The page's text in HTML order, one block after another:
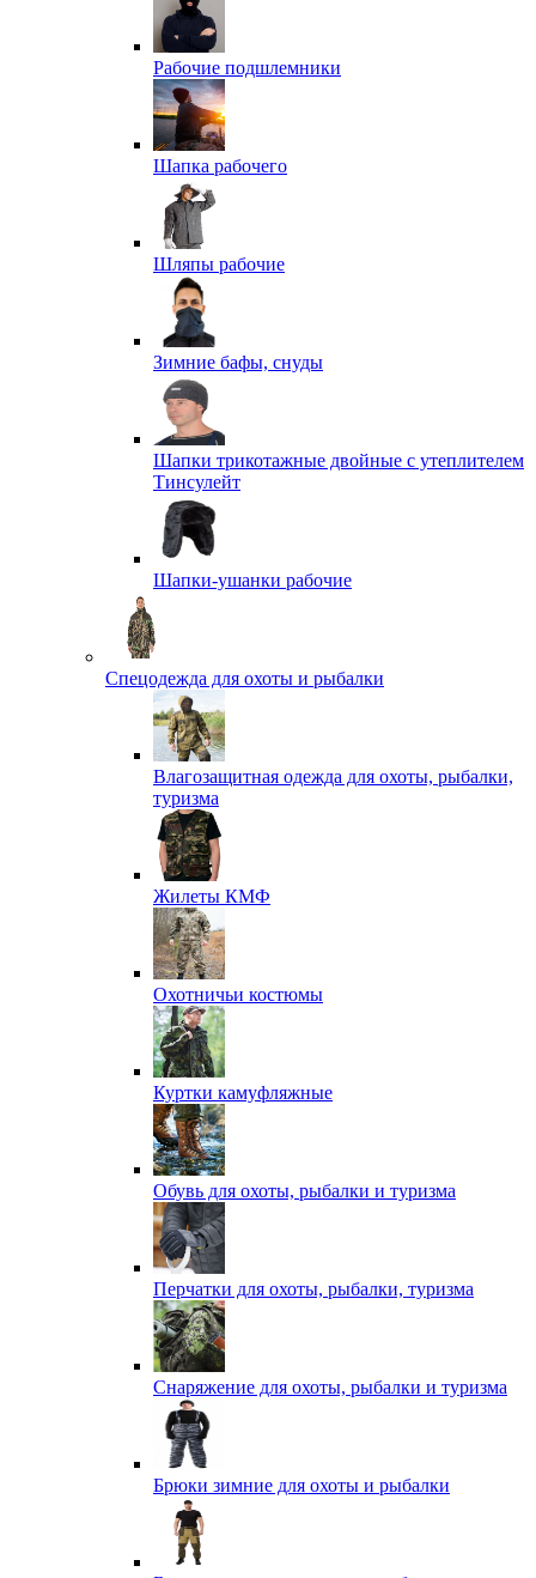
Рабочие подшлемники
Шапка рабочего
Шляпы рабочие
Зимние бафы, снуды
Шапки трикотажные двойные с утеплителем
Тинсулейт
Шапки-ушанки рабочие
Спецодежда для охоты и рыбалки
Влагозащитная одежда для охоты, рыбалки,
туризма
Жилеты КМФ
Охотничьи костюмы
Куртки камуфляжные
Обувь для охоты, рыбалки и туризма
Перчатки для охоты, рыбалки, туризма
Снаряжение для охоты, рыбалки и туризма
Брюки зимние для охоты и рыбалки